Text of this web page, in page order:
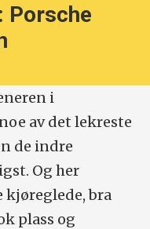
Porsche
i
av det lekreste
de indre
Og her
kjøreglede, bra
plass og